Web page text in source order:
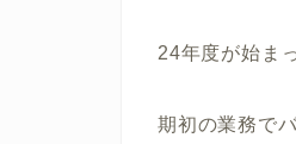
24年度が始ま
期初の業務で